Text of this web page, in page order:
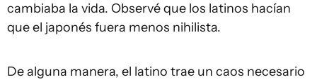
cambiaba la vida. Observé que los latinos hacían
que el japonés fuera menos nihilista.
De alguna manera, el latino trae un caos necesario